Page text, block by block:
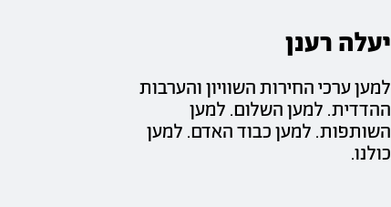
יעלה רענן
למען ערכי החירות השוויון והערבות
ההדדית. למען השלום. למען
השותפות. למען כבוד האדם. למען
כולנו.